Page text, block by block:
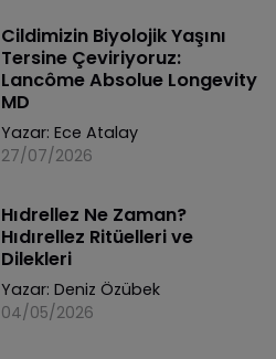
Cildimizin Biyolojik Yaşını
Tersine Çeviriyoruz:
Lancôme Absolue Longevity
MD
Yazar: Ece Atalay
27/07/2026
Hıdrellez Ne Zaman?
Hıdırellez Ritüelleri ve
Dilekleri
Yazar: Deniz Özübek
04/05/2026